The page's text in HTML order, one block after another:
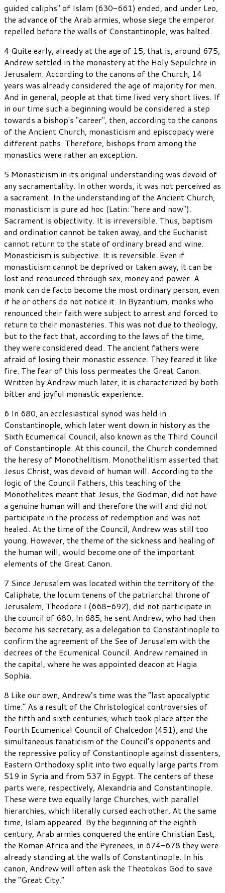
guided caliphs" of Islam (630-661) ended, and under Leo,
the advance of the Arab armies, whose siege the emperor
repelled before the walls of Constantinople, was halted.
4 Quite early, already at the age of 15, that is, around 675,
Andrew settled in the monastery at the Holy Sepulchre in
Jerusalem. According to the canons of the Church, 14
years was already considered the age of majority for men.
And in general, people at that time lived very short lives. If
in our time such a beginning would be considered a step
towards a bishop's "career", then, according to the canons
of the Ancient Church, monasticism and episcopacy were
different paths. Therefore, bishops from among the
monastics were rather an exception.
5 Monasticism in its original understanding was devoid of
any sacramentality. In other words, it was not perceived as
a sacrament. In the understanding of the Ancient Church,
monasticism is pure ad hoc (Latin: "here and now").
Sacrament is objectivity. It is irreversible. Thus, baptism
and ordination cannot be taken away, and the Eucharist
cannot return to the state of ordinary bread and wine.
Monasticism is subjective. It is reversible. Even if
monasticism cannot be deprived or taken away, it can be
lost and renounced through sex, money and power. A
monk can de facto become the most ordinary person, even
if he or others do not notice it. In Byzantium, monks who
renounced their faith were subject to arrest and forced to
return to their monasteries. This was not due to theology,
but to the fact that, according to the laws of the time,
they were considered dead. The ancient fathers were
afraid of losing their monastic essence. They feared it like
fire. The fear of this loss permeates the Great Canon.
Written by Andrew much later, it is characterized by both
bitter and joyful monastic experience.
6 In 680, an ecclesiastical synod was held in
Constantinople, which later went down in history as the
Sixth Ecumenical Council, also known as the Third Council
of Constantinople. At this council, the Church condemned
the heresy of Monothelitism. Monothelitism asserted that
Jesus Christ, was devoid of human will. According to the
logic of the Council Fathers, this teaching of the
Monothelites meant that Jesus, the Godman, did not have
a genuine human will and therefore the will and did not
participate in the process of redemption and was not
healed. At the time of the Council, Andrew was still too
young. However, the theme of the sickness and healing of
the human will, would become one of the important
elements of the Great Canon.
7 Since Jerusalem was located within the territory of the
Caliphate, the locum tenens of the patriarchal throne of
Jerusalem, Theodore I (668-692), did not participate in
the council of 680. In 685, he sent Andrew, who had then
become his secretary, as a delegation to Constantinople to
confirm the agreement of the See of Jerusalem with the
decrees of the Ecumenical Council. Andrew remained in
the capital, where he was appointed deacon at Hagia
Sophia.
8 Like our own, Andrew’s time was the “last apocalyptic
time.” As a result of the Christological controversies of
the fifth and sixth centuries, which took place after the
Fourth Ecumenical Council of Chalcedon (451), and the
simultaneous fanaticism of the Council’s opponents and
the repressive policy of Constantinople against dissenters,
Eastern Orthodoxy split into two equally large parts from
519 in Syria and from 537 in Egypt. The centers of these
parts were, respectively, Alexandria and Constantinople.
These were two equally large Churches, with parallel
hierarchies, which literally cursed each other. At the same
time, Islam appeared. By the beginning of the eighth
century, Arab armies conquered the entire Christian East,
the Roman Africa and the Pyrenees, in 674–678 they were
already standing at the walls of Constantinople. In his
canon, Andrew will often ask the Theotokos God to save
the “Great City.”